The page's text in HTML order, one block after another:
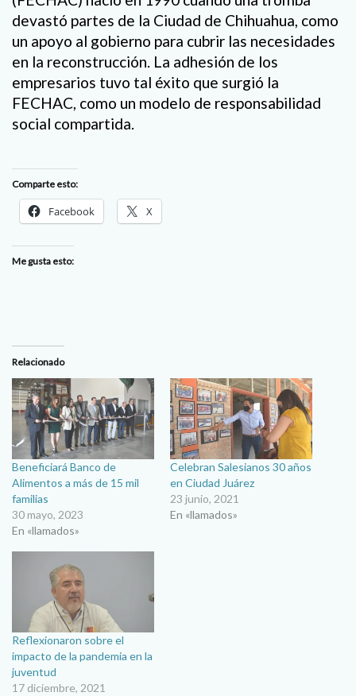
devastó partes de la Ciudad de Chihuahua, como
un apoyo al gobierno para cubrir las necesidades
en la reconstrucción. La adhesión de los
empresarios tuvo tal éxito que surgió la
FECHAC, como un modelo de responsabilidad
social compartida.
Comparte esto:
Facebook X
Me gusta esto:
Relacionado
Beneficiará Banco de
Alimentos a más de 15 mil
familias
30 mayo, 2023
En «llamados»
Celebran Salesianos 30 años
en Ciudad Juárez
23 junio, 2021
En «llamados»
Reflexionaron sobre el
impacto de la pandemia en la
juventud
17 diciembre, 2021